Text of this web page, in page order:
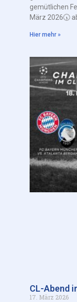
gemütlichen
März 2026🕠
Hier mehr »
CL-Abend
17. März 2026